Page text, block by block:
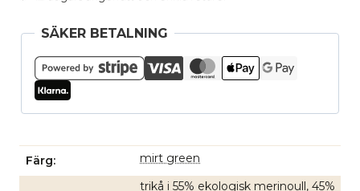
SÄKER BETALNING
Färg mirt green
trikå i 55% ekologisk merinoull, 45%